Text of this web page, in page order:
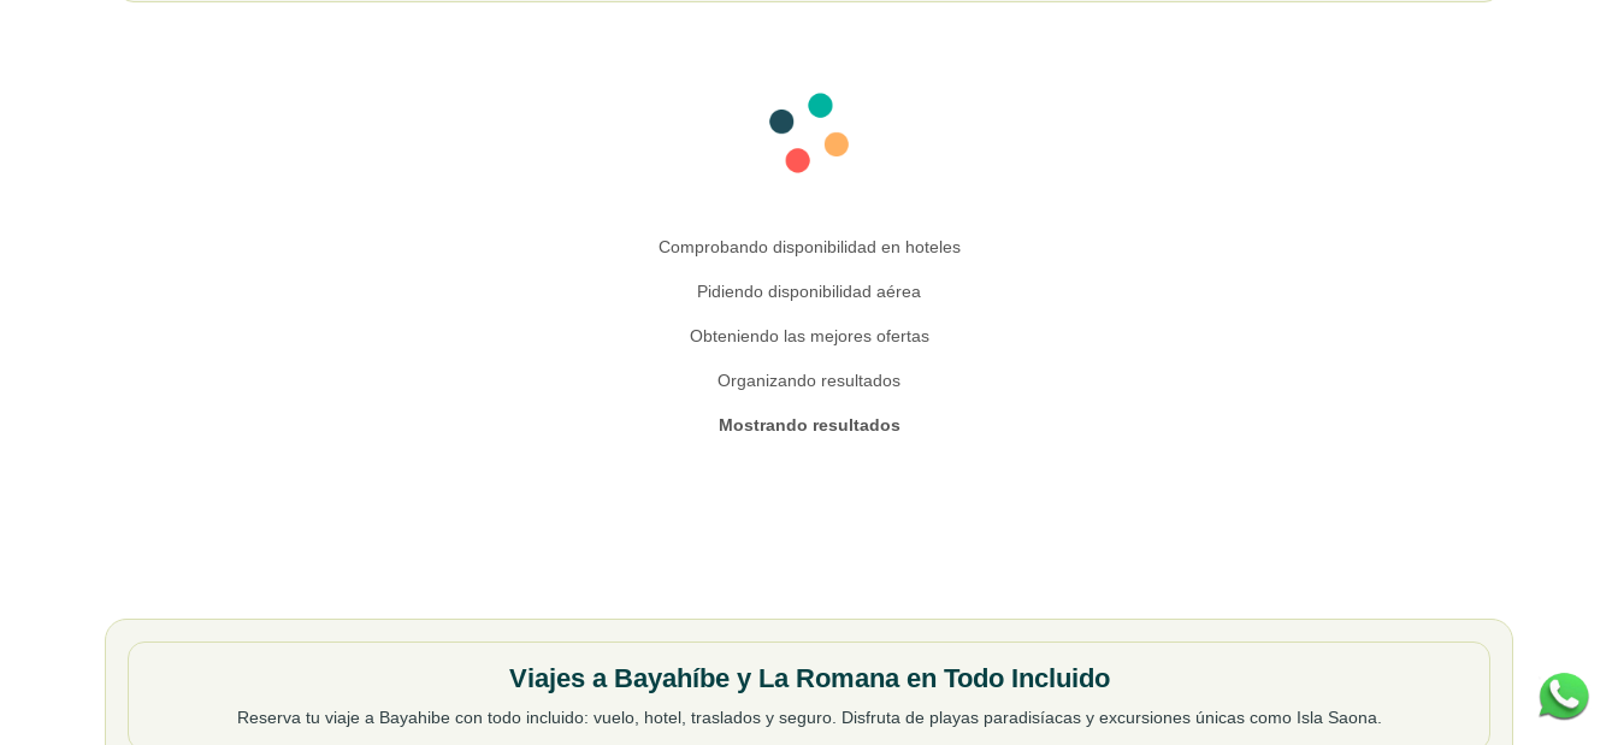
Comprobando disponibilidad en hoteles
Pidiendo disponibilidad aérea
Obteniendo las mejores ofertas
Organizando resultados
Mostrando resultados
Viajes a Bayahíbe y La Romana en Todo Incluido
Reserva tu viaje a Bayahibe con todo incluido: vuelo, hotel, traslados y seguro. Disfruta de playas paradisíacas y excursiones únicas como Isla Saona.